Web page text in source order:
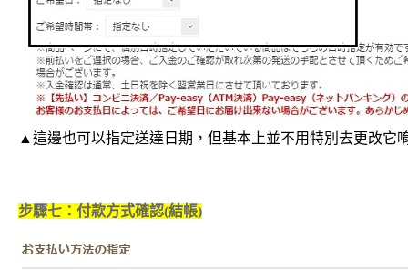
▲這邊也可以指定送達日期，但基本上並不用特別去更改它
步驟七：付款方式確認(結帳)